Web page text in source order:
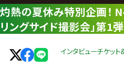
|
プ
ロ
灼熱の夏休み特別企画！
リングサイド撮影会」第1弾
インタビューチケッ